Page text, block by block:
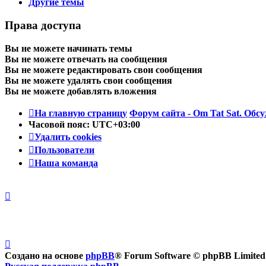
Другие темы
Права доступа
Вы не можете начинать темы
Вы не можете отвечать на сообщения
Вы не можете редактировать свои сообщения
Вы не можете удалять свои сообщения
Вы не можете добавлять вложения
На главную страницу Форум сайта - Om Tat Sat.
Часовой пояс: UTC+03:00
Удалить cookies
Пользователи
Наша команда
Создано на основе phpBB® Forum Software © phpBB Limited